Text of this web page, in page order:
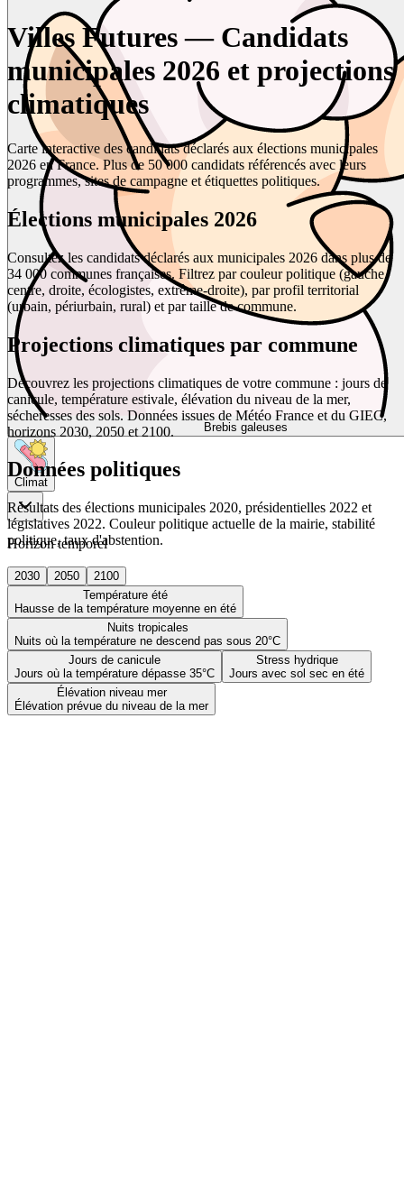
Brebis galeuses
Climat
Horizon temporel
2030 2050
2100
Température été
Hausse de la température moyenne en été
Nuits tropicales
Nuits où la température ne descend pas sous 20°C
Jours de canicule
Jours où la température dépasse 35°C
Stress hydrique
Jours avec sol sec en été
Élévation niveau mer
Élévation prévue du niveau de la mer
Villes Futures — Candidats
municipales 2026 et projections
climatiques
Carte interactive des candidats déclarés aux élections municipales
2026 en France. Plus de 50 000 candidats référencés avec leurs
programmes, sites de campagne et étiquettes politiques.
Élections municipales 2026
Consultez les candidats déclarés aux municipales 2026 dans plus de
34 000 communes françaises. Filtrez par couleur politique (gauche,
centre, droite, écologistes, extrême-droite), par profil territorial
(urbain, périurbain, rural) et par taille de commune.
Projections climatiques par commune
Découvrez les projections climatiques de votre commune : jours de
canicule, température estivale, élévation du niveau de la mer,
sécheresses des sols. Données issues de Météo France et du GIEC,
horizons 2030, 2050 et 2100.
Données politiques
Résultats des élections municipales 2020, présidentielles 2022 et
législatives 2022. Couleur politique actuelle de la mairie, stabilité
politique, taux d'abstention.